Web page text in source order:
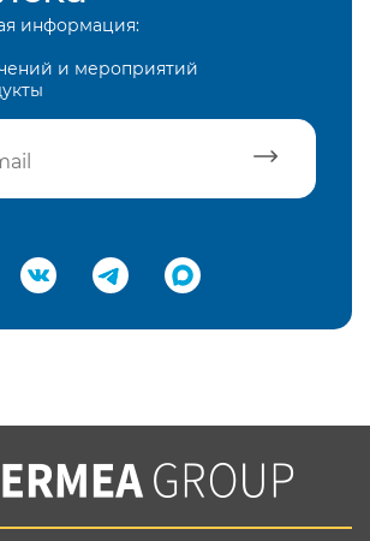
информация:
и мероприятий
e-mail
с нашей политикой